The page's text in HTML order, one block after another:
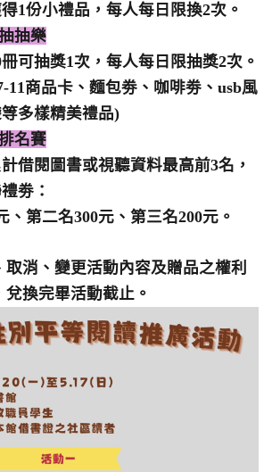
1份小禮品，每人每日限換2次。
抽樂
可抽獎1次，每人每日限抽獎2次。
11商品卡、麵包劵、咖啡劵、usb風
多樣精美禮品)
名賽
借閱圖書或視聽資料最高前3名，
劵：
、第二名300元、第三名200元。
消、變更活動內容及贈品之權利
換完畢活動截止。